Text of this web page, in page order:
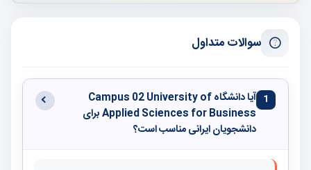
سوالات متداول
1
آیا دانشگاه Campus 02 University of
Applied Sciences for Business برای
دانشجویان ایرانی مناسب است؟